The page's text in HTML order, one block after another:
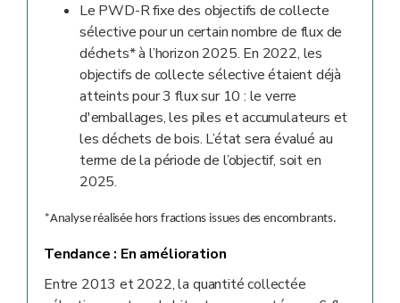
Le PWD-R fixe des objectifs de collecte
sélective pour un certain nombre de flux de
déchets* à l’horizon 2025. En 2022, les
objectifs de collecte sélective étaient déjà
atteints pour 3 flux sur 10 : le verre
d'emballages, les piles et accumulateurs et
les déchets de bois. L’état sera évalué au
terme de la période de l’objectif, soit en
2025.
*Analyse réalisée hors fractions issues des encombrants.
Tendance : En amélioration
Entre 2013 et 2022, la quantité collectée